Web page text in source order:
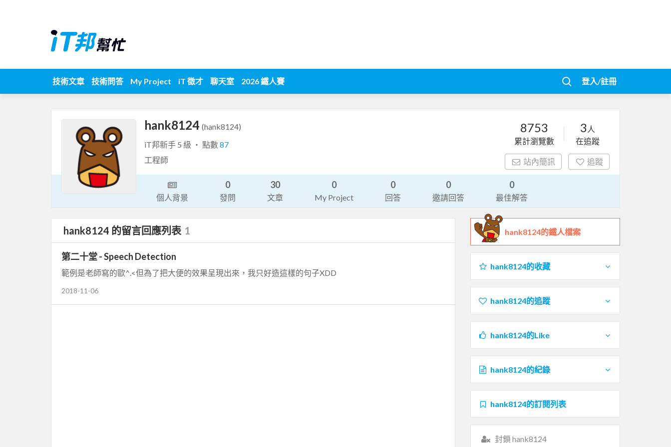
技術文章 技術問答 My Project iT 徵才 聊天室 2026 鐵人賽 登入/註冊
hank8124 (hank8124)
iT邦新手 5 級 ‧ 點數87
工程師
8753
累計瀏覽數
3 人
在追蹤
站內簡訊 追蹤
個人背景
0
發問
30
文章
0
My Project
0
回答
0
邀請回答
0
最佳解答
hank8124 的留言回應列表 1
第二十堂 - Speech Detection
範例是老師寫的歐^.<但為了把大便的效果呈現出來，我只好造這樣的句子XDD
2018-11-06
hank8124的鐵人檔案
hank8124的收藏
hank8124的追蹤
hank8124的Like
hank8124的紀錄
hank8124的訂閱列表
封鎖 hank8124